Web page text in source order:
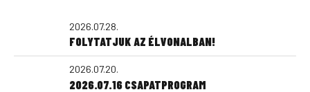
2026.07.28.
FOLYTATJUK AZ ÉLVONALBAN!
2026.07.20.
2026.07.16 CSAPATPROGRAM